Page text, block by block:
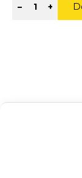
– +